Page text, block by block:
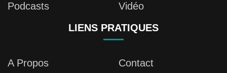
Podcasts
Vidéo
LIENS PRATIQUES
A Propos
Contact